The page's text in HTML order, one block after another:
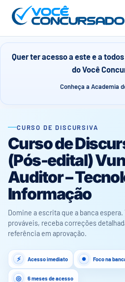
Quer ter acesso a este e a
do Você
Conheça a Academia
CURSO DE DISCURSIVA
Curso de
(Pós-edital)
Auditor –
Informação
Domine a escrita que a banca
prováveis, receba correções
referência em aprovação.
Acesso imediato Foco na
6 meses de acesso